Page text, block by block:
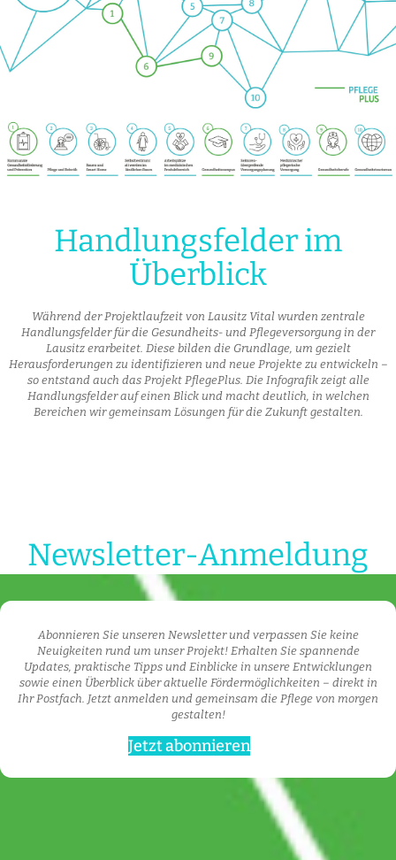
Handlungsfelder im
Überblick
Während der Projektlaufzeit von Lausitz Vital wurden zentrale
Handlungsfelder für die Gesundheits- und Pflegeversorgung in der
Lausitz erarbeitet. Diese bilden die Grundlage, um gezielt
Herausforderungen zu identifizieren und neue Projekte zu entwickeln –
so entstand auch das Projekt PflegePlus. Die Infografik zeigt alle
Handlungsfelder auf einen Blick und macht deutlich, in welchen
Bereichen wir gemeinsam Lösungen für die Zukunft gestalten.
Newsletter-Anmeldung
Abonnieren Sie unseren Newsletter und verpassen Sie keine
Neuigkeiten rund um unser Projekt! Erhalten Sie spannende
Updates, praktische Tipps und Einblicke in unsere Entwicklungen
sowie einen Überblick über aktuelle Fördermöglichkeiten – direkt in
Ihr Postfach. Jetzt anmelden und gemeinsam die Pflege von morgen
gestalten!
Jetzt abonnieren